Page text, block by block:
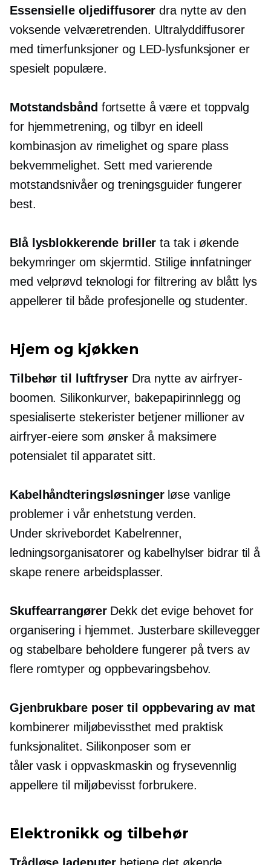
Essensielle oljediffusorer dra nytte av den
voksende velværetrenden. Ultralyddiffusorer
med timerfunksjoner og LED-lysfunksjoner er
spesielt populære.
Motstandsbånd fortsette å være et toppvalg
for hjemmetrening, og tilbyr en ideell
kombinasjon av rimelighet ogspare plass
bekvemmelighet. Sett med varierende
motstandsnivåer og treningsguider fungerer
best.
Blå lysblokkerende briller ta tak i økende
bekymringer om skjermtid. Stilige innfatninger
med velprøvd teknologi for filtrering av blått lys
appellerer til både profesjonelle og studenter.
Hjem og kjøkken
Tilbehør til luftfryserDra nytte av airfryer-
boomen. Silikonkurver, bakepapirinnlegg og
spesialiserte stekerister betjener millioner av
airfryer-eiere som ønsker å maksimere
potensialet til apparatet sitt.
Kabelhåndteringsløsningerløse vanlige
problemer i vårenhetstung verden.
Under skrivebordet Kabelrenner,
ledningsorganisatorer og kabelhylser bidrar til å
skape renere arbeidsplasser.
SkuffearrangørerDekk det evige behovet for
organisering i hjemmet. Justerbare skillevegger
og stabelbare beholdere fungerer på tvers av
flere romtyper og oppbevaringsbehov.
Gjenbrukbare poser til oppbevaring av mat
kombinerer miljøbevissthet med praktisk
funksjonalitet. Silikonposer som er
tåler vask i oppvaskmaskin ogfrysevennlig
appellere til miljøbevisstforbrukere.
Elektronikk og tilbehør